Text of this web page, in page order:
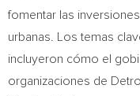
fomentar las
urbanas. Los temas
incluyeron cómo el
organizaciones de